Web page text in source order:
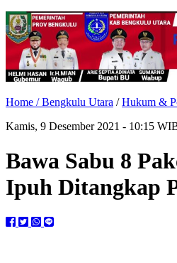
Home /Bengkulu Utara /Hukum &
Kamis, 9 Desember 2021 - 10:15
Bawa Sabu 8
Ipuh Ditangkap